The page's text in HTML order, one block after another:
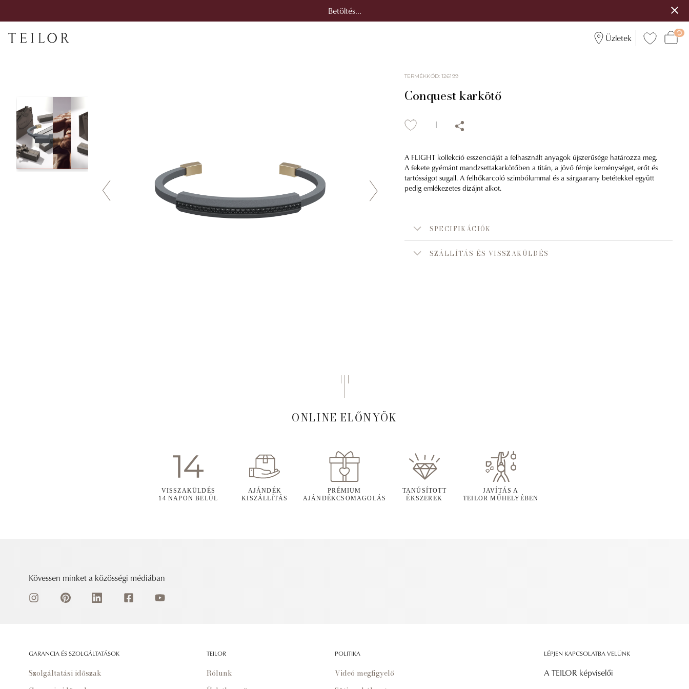
Betöltés...
Üzletek
TERMÉKKÓD:126199
Conquest karkötő
A FLIGHT kollekció esszenciáját a felhasznált anyagok újszerűsége határozza meg.
A fekete gyémánt mandzsettakarkötőben a titán, a jövő fémje keménységet, erőt és
tartósságot sugall. A felhőkarcoló szimbólummal és a sárgaarany betétekkel együtt
pedig emlékezetes dizájnt alkot.
SPECIFIKÁCIÓK
SZÁLLÍTÁS ÉS VISSZAKÜLDÉS
ONLINE ELŐNYÖK
VISSZAKÜLDÉS
14 NAPON BELÜL
AJÁNDÉK
KISZÁLLÍTÁS
PRÉMIUM
AJÁNDÉKCSOMAGOLÁS
TANÚSÍTOTT
ÉKSZEREK
JAVÍTÁS A
TEILOR MŰHELYÉBEN
Kövessen minket a közösségi médiában
GARANCIA ÉS SZOLGÁLTATÁSOK
Szolgáltatási időszak
TEILOR
Rólunk
POLITIKA
Videó megfigyelő
LÉPJEN KAPCSOLATBA VELÜNK
A TEILOR képviselői